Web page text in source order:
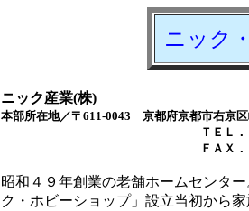
ニック
ニック産業(株)
本部所在地／〒611-0043 京都府京都市右京
ＴＥＬ．０７５－８
ＦＡＸ．０７５－８
昭和４９年創業の老舗ホームセンタ
ク・ホビーショップ」設立当初から